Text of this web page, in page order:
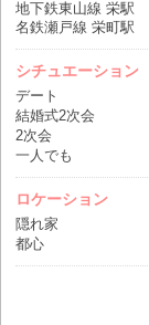
地下鉄東山線 栄駅
名鉄瀬戸線 栄町駅
シチュエーション
デート
結婚式2次会
2次会
一人でも
ロケーション
隠れ家
都心